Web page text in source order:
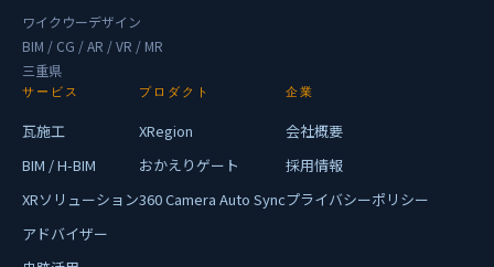
ワイクウーデザイン
BIM / CG / AR / VR / MR
三重県
サービス
瓦施工
BIM / H-BIM
XRソリューション
アドバイザー
プロダクト
XRegion
おかえりゲート
360 Camera Auto Sync
企業
会社概要
採用情報
プライバシーポリシー